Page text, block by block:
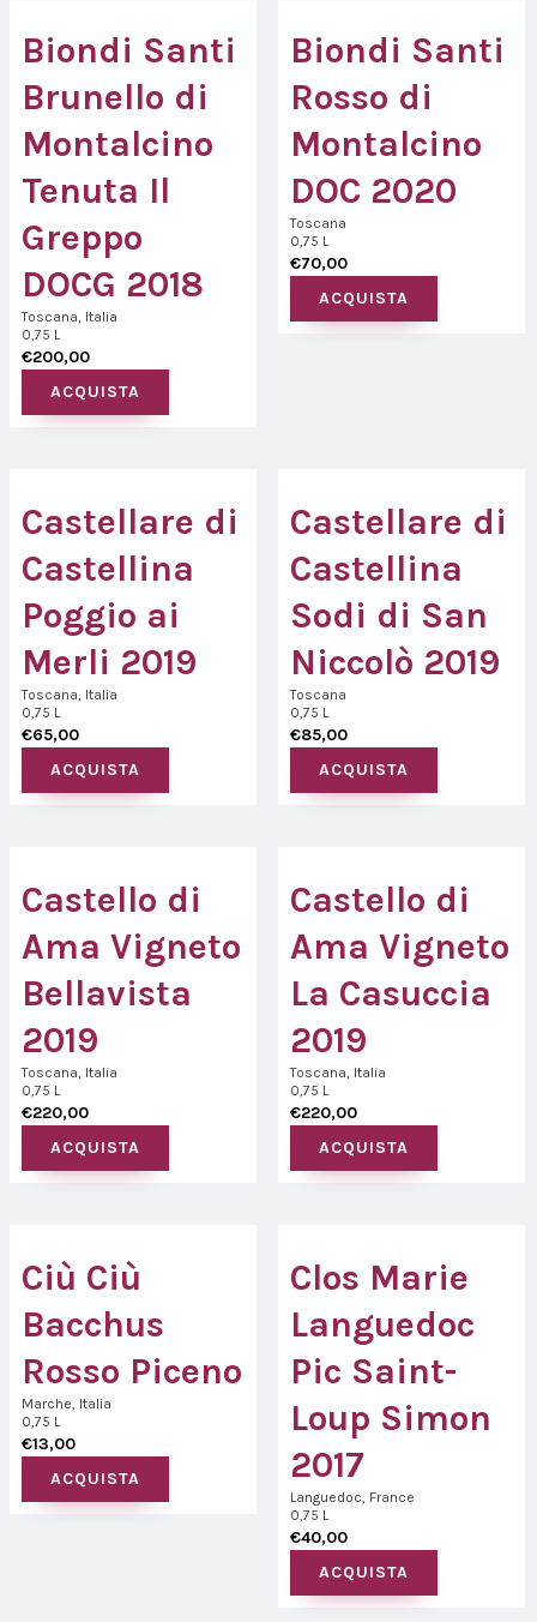
Biondi Santi
Brunello di
Montalcino
Tenuta Il
Greppo
DOCG 2018
Toscana, Italia
0,75 L
€200,00
ACQUISTA
Biondi Santi
Rosso di
Montalcino
DOC 2020
Toscana
0,75 L
€70,00
ACQUISTA
Castellare di
Castellina
Poggio ai
Merli 2019
Toscana, Italia
0,75 L
€65,00
ACQUISTA
Castellare di
Castellina
Sodi di San
Niccolò 2019
Toscana
0,75 L
€85,00
ACQUISTA
Castello di
Ama Vigneto
Bellavista
2019
Toscana, Italia
0,75 L
€220,00
ACQUISTA
Castello di
Ama Vigneto
La Casuccia
2019
Toscana, Italia
0,75 L
€220,00
ACQUISTA
Ciù Ciù
Bacchus
Rosso Piceno
Marche, Italia
0,75 L
€13,00
ACQUISTA
Clos Marie
Languedoc
Pic Saint-
Loup Simon
2017
Languedoc, France
0,75 L
€40,00
ACQUISTA